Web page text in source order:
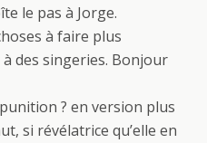
le pas à Jorge.
à faire plus
des singeries. Bonjour
? en version plus
si révélatrice qu’elle en